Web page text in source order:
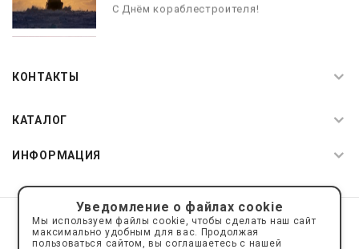
С Днём кораблестроителя!
КОНТАКТЫ
КАТАЛОГ
ИНФОРМАЦИЯ
© 2019—2026 Интернет пространство АкваРос
sale@a-ros.ru
Политика конфиденциальности
Политика обработки персональных данных
Уведомление о файлах cookie
Мы используем файлы cookie, чтобы сделать наш сайт
максимально удобным для вас. Продолжая
пользоваться сайтом, вы соглашаетесь с нашей